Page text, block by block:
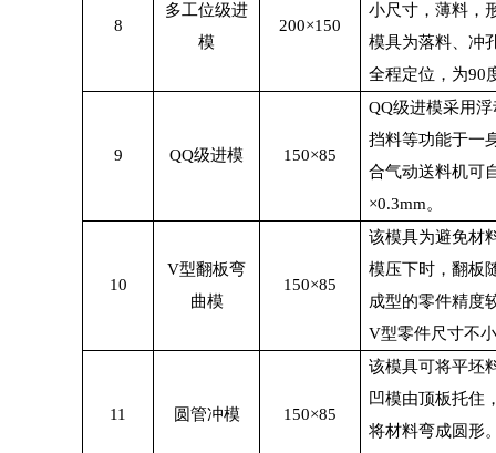
8
多工位级进
模
200×150
小尺寸，薄料，
模具为落料、冲
全程定位，为90
9 QQ级进模 150×85
QQ级进模采用
挡料等功能于一
合气动送料机可
×0.3mm。
10
V型翻板弯
曲模
150×85
该模具为避免材
模压下时，翻板
成型的零件精度
V型零件尺寸不
11 圆管冲模 150×85
该模具可将平坯
凹模由顶板托住
将材料弯成圆形